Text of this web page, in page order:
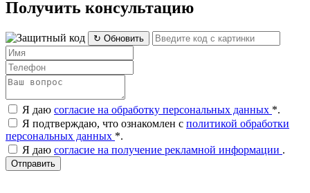
Получить консультацию
↻ Обновить
Я даю согласие на обработку персональных данных *.
Я подтверждаю, что ознакомлен с политикой обработки
персональных данных *.
Я даю согласие на получение рекламной информации .
Отправить